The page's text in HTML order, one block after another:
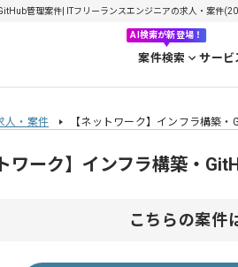
管理案件| ITフリーランスエンジニアの求人・案件
AI検索が新登場！
案件検索 サービ
人・案件 【ネットワーク】インフラ構築・
ワーク】インフラ構築・
こちらの案件